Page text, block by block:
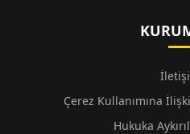
Çerez Kullanımına
Hukuka